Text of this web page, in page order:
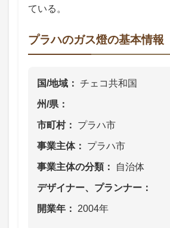
ている。
プラハのガス燈の基本情報
国/地域 チェコ共和国
州/県
市町村 プラハ市
事業主体 プラハ市
事業主体の分類 自治体
デザイナー、プランナー
開業年 2004年